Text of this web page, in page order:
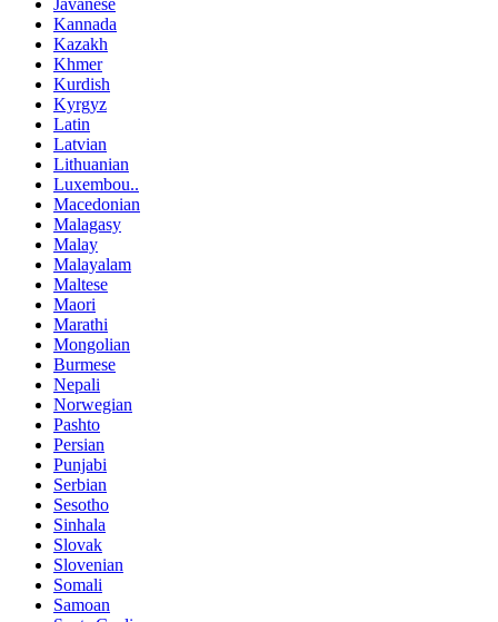
Kannada
Kazakh
Khmer
Kurdish
Kyrgyz
Latin
Latvian
Lithuanian
Luxembou..
Macedonian
Malagasy
Malay
Malayalam
Maltese
Maori
Marathi
Mongolian
Burmese
Nepali
Norwegian
Pashto
Persian
Punjabi
Serbian
Sesotho
Sinhala
Slovak
Slovenian
Somali
Samoan